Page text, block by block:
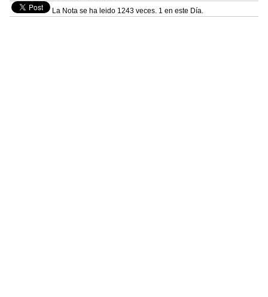
La Nota se ha leido 1243 veces. 1 en este Día.